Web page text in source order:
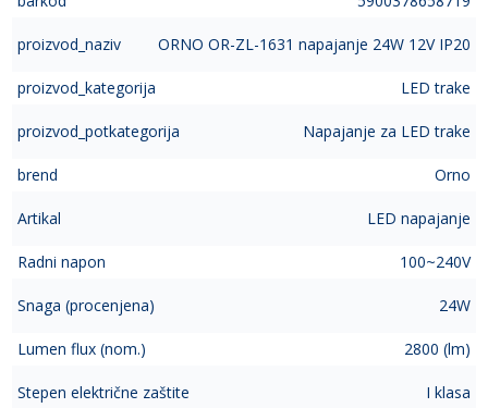
proizvod_naziv ORNO OR-ZL-1631 napajanje 24W 12V IP20
proizvod_kategorija LED trake
proizvod_potkategorija Napajanje za LED trake
brend Orno
Artikal LED napajanje
Radni napon 100~240V
Snaga (procenjena) 24W
Lumen flux (nom.) 2800 (lm)
Stepen električne zaštite I klasa